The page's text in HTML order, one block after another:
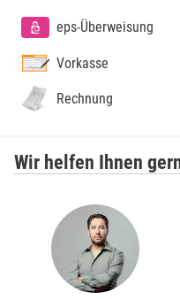
eps-Überweisung
Vorkasse
Rechnung
Wir helfen Ihnen
Mönchengladbach
Nagold
Neckarsulm
Nesselwang